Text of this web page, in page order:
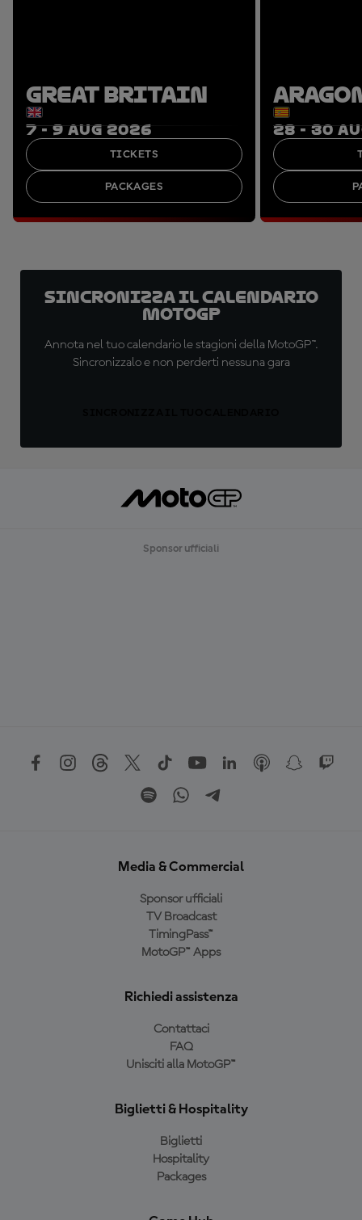
GREAT BRITAIN
7 - 9 AUG 2026
TICKETS
PACKAGES
28 - 30
Sincronizza il calendario
MotoGP
Annota nel tuo calendario le stagioni della MotoGP™.
Sincronizzalo e non perderti nessuna gara
Sponsor ufficiali
Media & Commercial
Sponsor ufficiali
TV Broadcast
TimingPass™
MotoGP™ Apps
Richiedi assistenza
Contattaci
FAQ
Unisciti alla MotoGP™
Biglietti & Hospitality
Biglietti
Hospitality
Packages